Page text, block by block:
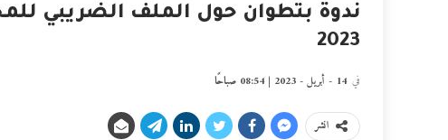
ندوة بتطوان حول الملف الضريبي
2023
في 14 - أبريل - 2023 | 08:54 صباحًا
انشر